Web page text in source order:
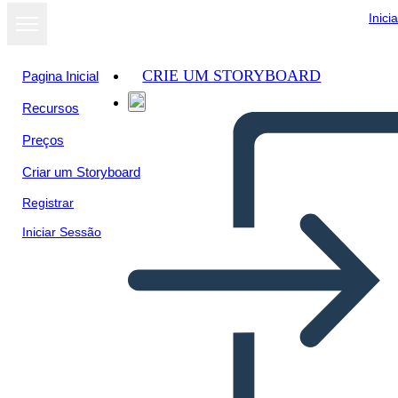
Pagina Inicial
Recursos
Preços
Criar um Storyboard
Registrar
Iniciar Sessão
CRIE UM STORYBOARD